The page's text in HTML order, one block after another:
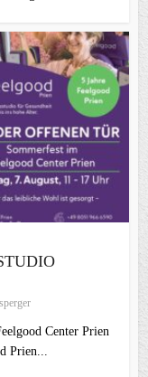
Center Prien
Prien...